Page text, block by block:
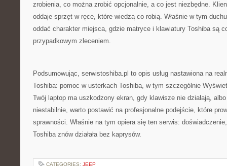
zrobienia, co można zrobić opcjonalnie, a co jest niezbędne.
oddaje sprzęt w ręce, które wiedzą co robią. Właśnie w tym
oddać charakter miejsca, gdzie matryce i klawiatury Toshiba są
przypadkowym zleceniem.
Podsumowując, serwistoshiba.pl to opis usług nastawiona na
Toshiba: pomoc w usterkach Toshiba, w tym szczególnie
Twój laptop ma uszkodzony ekran, gdy klawisze nie działają,
niestabilnie, warto postawić na profesjonalne podejście, które
sprawności. Właśnie na tym opiera się ten serwis:
Toshiba znów działała bez kaprysów.
CATEGORIES: JEEP